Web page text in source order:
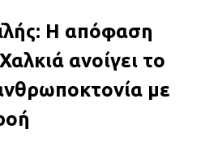
Η απόφαση
ανοίγει το
με